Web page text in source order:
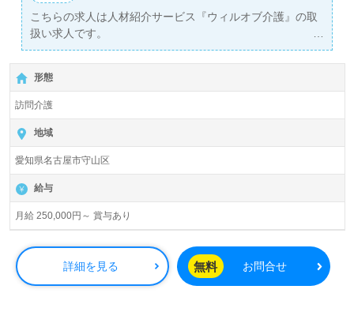
こちらの求人は人材紹介サービス『ウィルオブ介護』の取
扱い求人です。
詳細に関してお気軽にご相談ください♪
【無料】で皆さんの転職活動をサポートいたします。
形態
訪問介護
地域
愛知県名古屋市守山区
給与
月給 250,000円～ 賞与あり
詳細を見る 無料 お問合せ